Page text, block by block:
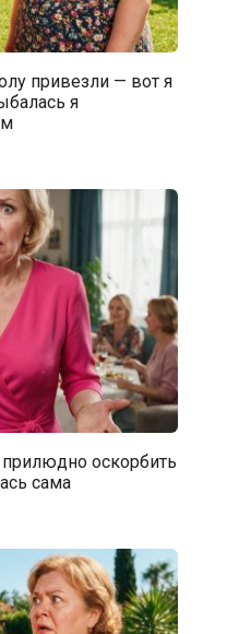
привезли — вот я
я
оскорбить
сама